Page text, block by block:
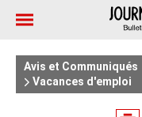
Avis et Communiqués
Vacances d'emploi